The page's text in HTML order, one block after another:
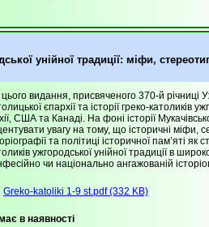
унійної традиції: міфи,
видання, присвяченого 370-й річниці
єпархії та історії греко-католиків
США та Канаді. На фоні історії
увагу на тому, що історичні міфи,
та політиці історичної пам’яті
ужгородської унійної традиції в
чи національно ангажованій
Greko-katoliki 1-9 st.pdf (332 KB)
в наявності